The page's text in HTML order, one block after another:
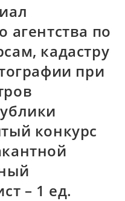
агентства по
кадастру
при
конкурс
– 1 ед.